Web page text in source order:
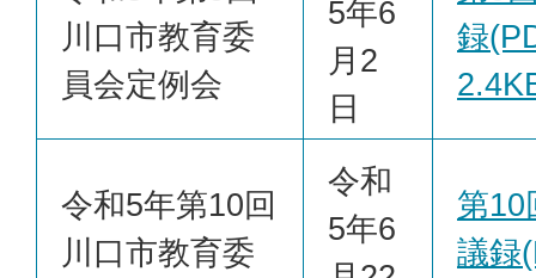
川口市教育委
員会定例会
5年6
月2
日
録
令和5年第10回
川口市教育委
令和
5年6
第10
議録